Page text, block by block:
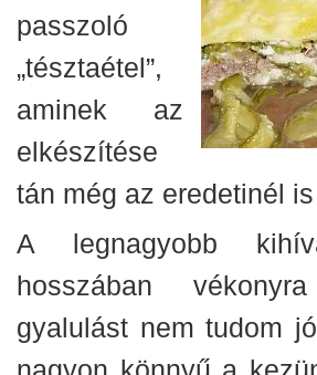
passzoló
„tésztaétel”,
aminek az
elkészítése
tán még az eredetinél
A legnagyobb
hosszában
gyalulást nem tudom